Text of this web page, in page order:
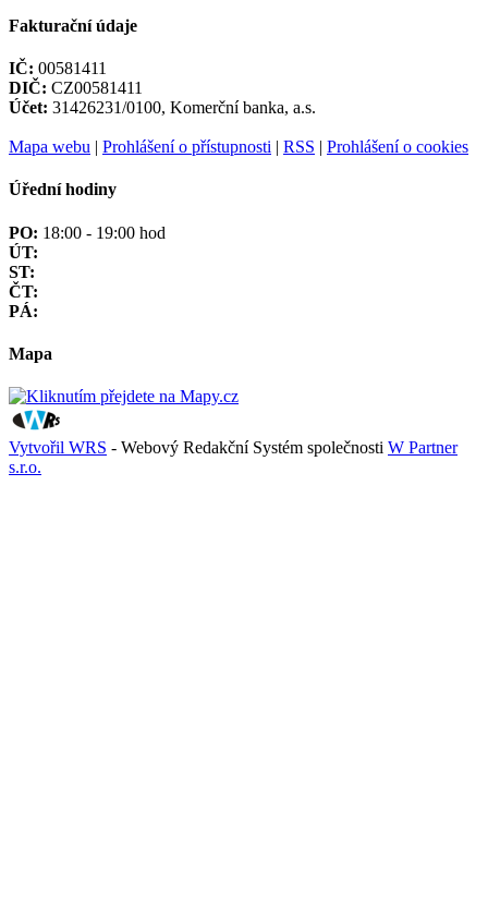
Fakturační údaje
IČ: 00581411
DIČ: CZ00581411
Účet: 31426231/0100, Komerční banka, a.s.
Mapa webu | Prohlášení o přístupnosti | RSS | Prohlášení o cookies
Úřední hodiny
PO: 18:00 - 19:00 hod
ÚT:
ST:
ČT:
PÁ:
Mapa
Vytvořil WRS - Webový Redakční Systém společnosti W Partner
s.r.o.